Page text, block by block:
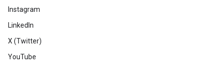
Instagram
LinkedIn
X (Twitter)
YouTube